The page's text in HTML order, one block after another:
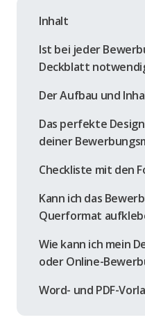
Inhalt
Ist bei jeder
Deckblatt
Der Aufbau und
Das perfekte
deiner
Checkliste mit den
Kann ich das
Querformat
Wie kann ich mein
oder Online-
Word- und PDF-